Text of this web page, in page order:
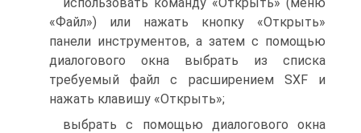
«Файл») или нажать кнопку «Открыть»
панели инструментов, а затем с помощью
диалогового окна выбрать из списка
требуемый файл с расширением SXF и
нажать клавишу «Открыть»;
выбрать с помощью диалогового окна